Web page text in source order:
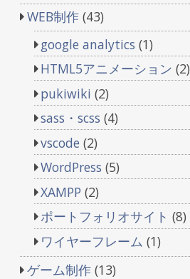
WEB制作(43)
google analytics (1)
HTML5アニメーション (2)
pukiwiki (2)
sass・scss (4)
vscode (2)
WordPress (5)
XAMPP (2)
ポートフォリオサイト (8)
ワイヤーフレーム (1)
ゲーム制作(13)